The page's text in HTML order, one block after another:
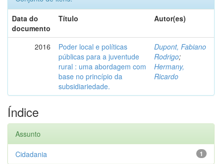
Data do
documento
Título Autor(es)
2016
Poder local e políticas
públicas para a juventude
rural : uma abordagem com
base no princípio da
subsidiariedade.
Dupont, Fabiano
Rodrigo;
Hermany,
Ricardo
Índice
Assunto
1
Cidadania